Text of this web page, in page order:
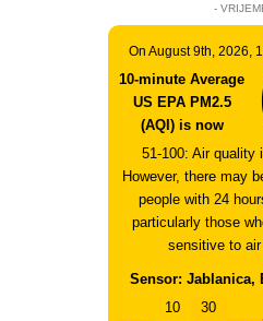
-
On August 9th, 2026,
10-minute Average
US EPA PM2.5
(AQI) is now
51-100: Air quality
However, there may
people with 24
particularly those
sensitive to
Sensor: Jablanica,
10
30